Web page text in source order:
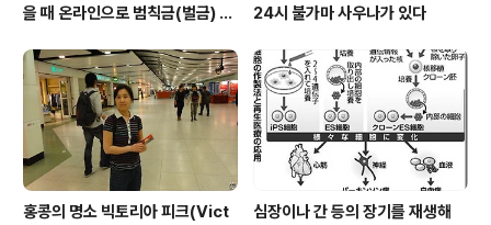
을 때 온라인으로 범칙금(벌금) 내
24시 불가마 사우나가 있다
홍콩의 명소 빅토리아 피크(Vict
심장이나 간 등의 장기를 재생해